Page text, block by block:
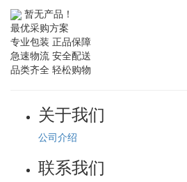
暂无产品！
最优采购方案
专业包装 正品保障
急速物流 安全配送
品类齐全 轻松购物
关于我们
公司介绍
联系我们